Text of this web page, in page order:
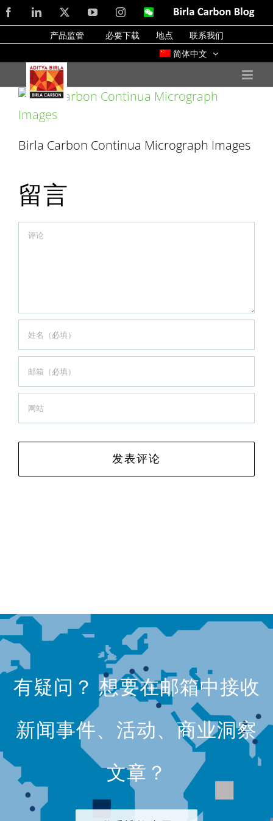
Skip
to
content
FacebookLinkedIn YouTubeInstagramWeChatBirla
Blog
产品监管 必要下载 地点
联系我们
简体中文
Birla Carbon Continua Micrograph Images
留言
Comment
有疑问？ 想要在邮箱中接收
新闻事件、活动、商业洞察
文章？